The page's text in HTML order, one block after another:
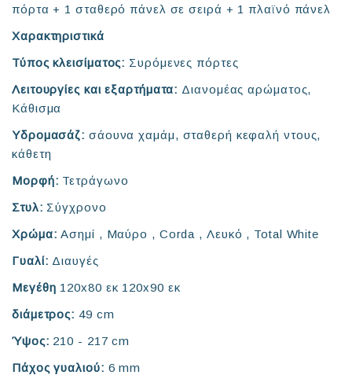
πόρτα + 1 σταθερό πάνελ σε σειρά + 1 πλαϊνό πάνελ
Χαρακτηριστικά
Τύπος κλεισίματος: Συρόμενες πόρτες
Λειτουργίες και εξαρτήματα: Διανομέας αρώματος,
Κάθισμα
Υδρομασάζ: σάουνα χαμάμ, σταθερή κεφαλή ντους,
κάθετη
Μορφή: Τετράγωνο
Στυλ: Σύγχρονο
Χρώμα: Ασημί , Μαύρο , Corda , Λευκό , Total White
Γυαλί: Διαυγές
Μεγέθη 120x80 εκ 120x90 εκ
διάμετρος: 49 cm
Ύψος: 210 - 217 cm
Πάχος γυαλιού: 6 mm